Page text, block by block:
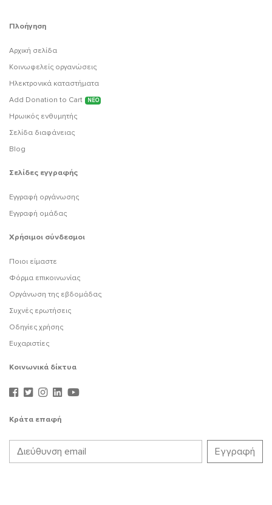
Πλοήγηση
Αρχική σελίδα
Κοινωφελείς οργανώσεις
Ηλεκτρονικά καταστήματα
Add Donation to Cart
ΝΕΟ
Ηρωικός ενθυμητής
Σελίδα διαφάνειας
Blog
Σελίδες εγγραφής
Εγγραφή οργάνωσης
Εγγραφή ομάδας
Χρήσιμοι σύνδεσμοι
Ποιοι είμαστε
Φόρμα επικοινωνίας
Οργάνωση της εβδομάδας
Συχνές ερωτήσεις
Οδηγίες χρήσης
Ευχαριστίες
Κοινωνικά δίκτυα
Κράτα επαφή